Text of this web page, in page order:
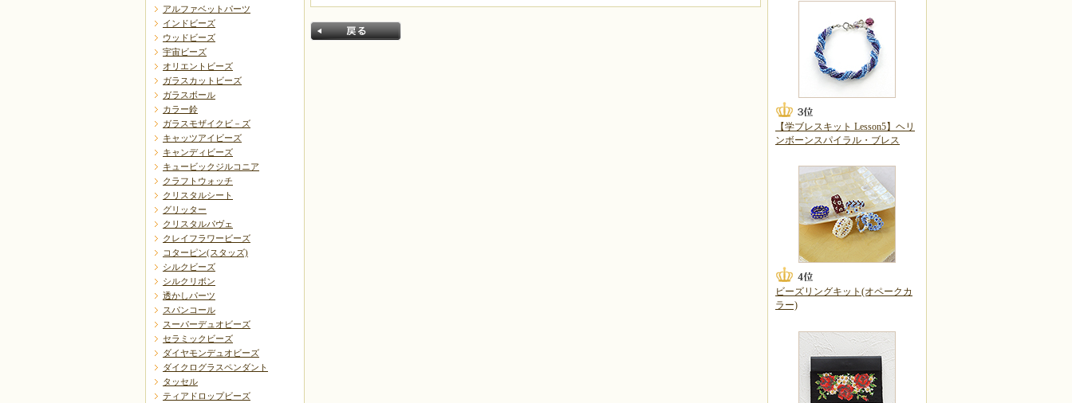
アルファベットパーツ
インドビーズ
ウッドビーズ
宇宙ビーズ
オリエントビーズ
ガラスカットビーズ
ガラスボール
カラー鈴
ガラスモザイクビ－ズ
キャッツアイビーズ
キャンディビーズ
キュービックジルコニア
クラフトウォッチ
クリスタルシート
グリッター
クリスタルパヴェ
クレイフラワービーズ
コターピン(スタッズ)
シルクビーズ
シルクリボン
透かしパーツ
スパンコール
スーパーデュオビーズ
セラミックビーズ
ダイヤモンデュオビーズ
ダイクログラスペンダント
タッセル
ティアドロップビーズ
【学ブレスキット Lesson5】ヘリ
ンボーンスパイラル・ブレス
ビーズリングキット(オペークカ
ラー)